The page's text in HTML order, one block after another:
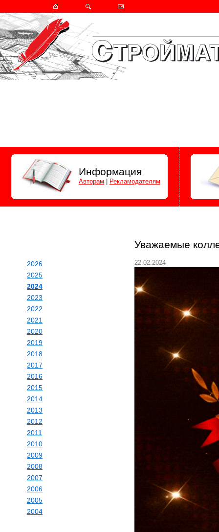
Информация
Авторам Рекламодателям
Уважаемые
2026
2025
2024
2023
2022
2021
2020
2019
2018
2017
2016
2015
2014
2013
2012
2011
2010
2009
2008
2007
2006
2005
2004
22.02.2024